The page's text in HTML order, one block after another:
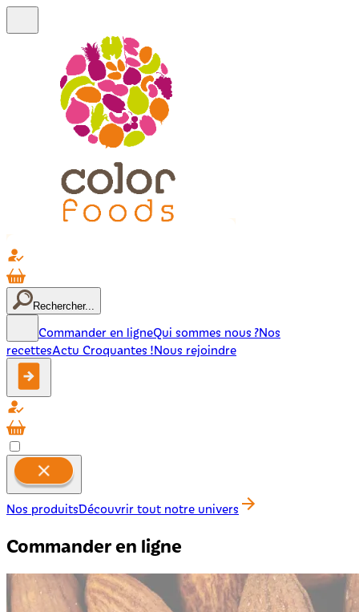
Rechercher...
Commander en ligneQui sommes nous ?Nos
recettesActu Croquantes !Nous rejoindre
Nos produitsDécouvrir tout notre univers
Commander en ligne